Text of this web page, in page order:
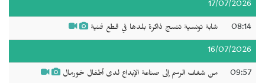
17/07/2026
08:14 شابة تونسية تنسج ذاكرة بلدها في قطع فنية
16/07/2026
09:57 من شغف الرسم إلى صناعة الإبداع لدى أطفال خورمال